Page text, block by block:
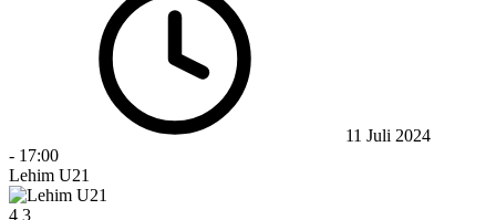
11 Juli 2024
- 17:00
Lehim U21
4 3